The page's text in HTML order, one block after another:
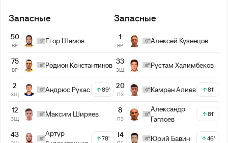
Запасные
50
ВР
Егор Шамов
75
ВР
Родион Константинов
2
ЗЩ
Андрюс Рукас 89'
12
ЗЩ
Максим Ширяев
43
Артур
78'
Запасные
1
ВР
Алексей Кузнецов
33
ЗЩ
Рустам Халимбеков
20
ПЗ
Камран Алиев 81'
8
ПЗ
Александр
Гаглоев
81'
14 Юрий Бавин 46'